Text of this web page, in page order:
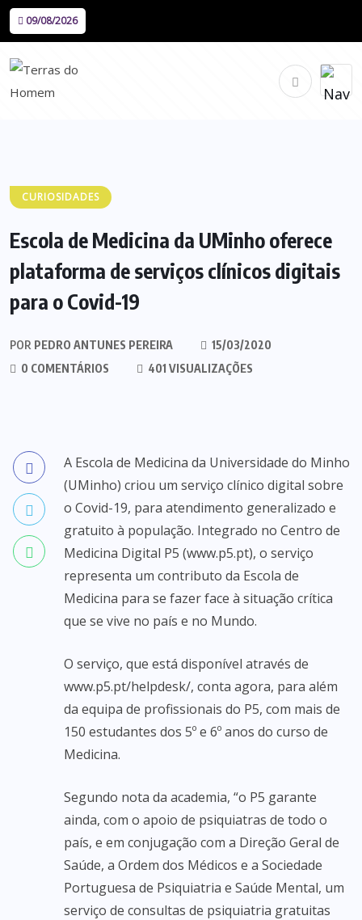
09/08/2026
CURIOSIDADES
Escola de Medicina da UMinho oferece
plataforma de serviços clínicos digitais
para o Covid-19
POR PEDRO ANTUNES PEREIRA
15/03/2020
0 COMENTÁRIOS
401 VISUALIZAÇÕES
A Escola de Medicina da Universidade do Minho
(UMinho) criou um serviço clínico digital sobre
o Covid-19, para atendimento generalizado e
gratuito à população. Integrado no Centro de
Medicina Digital P5 (www.p5.pt), o serviço
representa um contributo da Escola de
Medicina para se fazer face à situação crítica
que se vive no país e no Mundo.
O serviço, que está disponível através de
www.p5.pt/helpdesk/, conta agora, para além
da equipa de profissionais do P5, com mais de
150 estudantes dos 5º e 6º anos do curso de
Medicina.
Segundo nota da academia, “o P5 garante
ainda, com o apoio de psiquiatras de todo o
país, e em conjugação com a Direção Geral de
Saúde, a Ordem dos Médicos e a Sociedade
Portuguesa de Psiquiatria e Saúde Mental, um
serviço de consultas de psiquiatria gratuitas